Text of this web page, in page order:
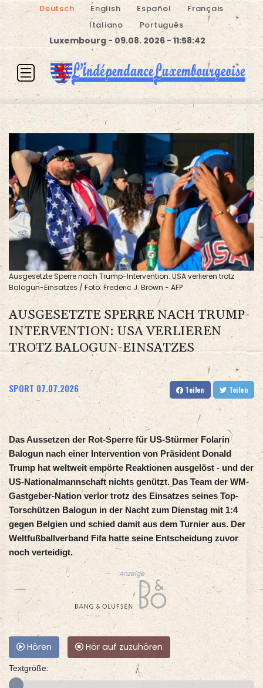
Deutsch English Español
Français
Italiano
Português
Luxembourg - 09.08. 2026 - 11:58:43
Ausgesetzte Sperre nach Trump-Intervention: USA verlieren trotz
Balogun-Einsatzes / Foto: Frederic J. Brown - AFP
AUSGESETZTE SPERRE NACH TRUMP-
INTERVENTION: USA VERLIEREN
TROTZ BALOGUN-EINSATZES
SPORT 07.07.2026 Teilen Teilen
Das Aussetzen der Rot-Sperre für US-Stürmer Folarin
Balogun nach einer Intervention von Präsident Donald
Trump hat weltweit empörte Reaktionen ausgelöst - und der
US-Nationalmannschaft nichts genützt. Das Team der WM-
Gastgeber-Nation verlor trotz des Einsatzes seines Top-
Torschützen Balogun in der Nacht zum Dienstag mit 1:4
gegen Belgien und schied damit aus dem Turnier aus. Der
Weltfußballverband Fifa hatte seine Entscheidung zuvor
noch verteidigt.
Anzeige
Hören Hör auf zuzuhören
Textgröße: